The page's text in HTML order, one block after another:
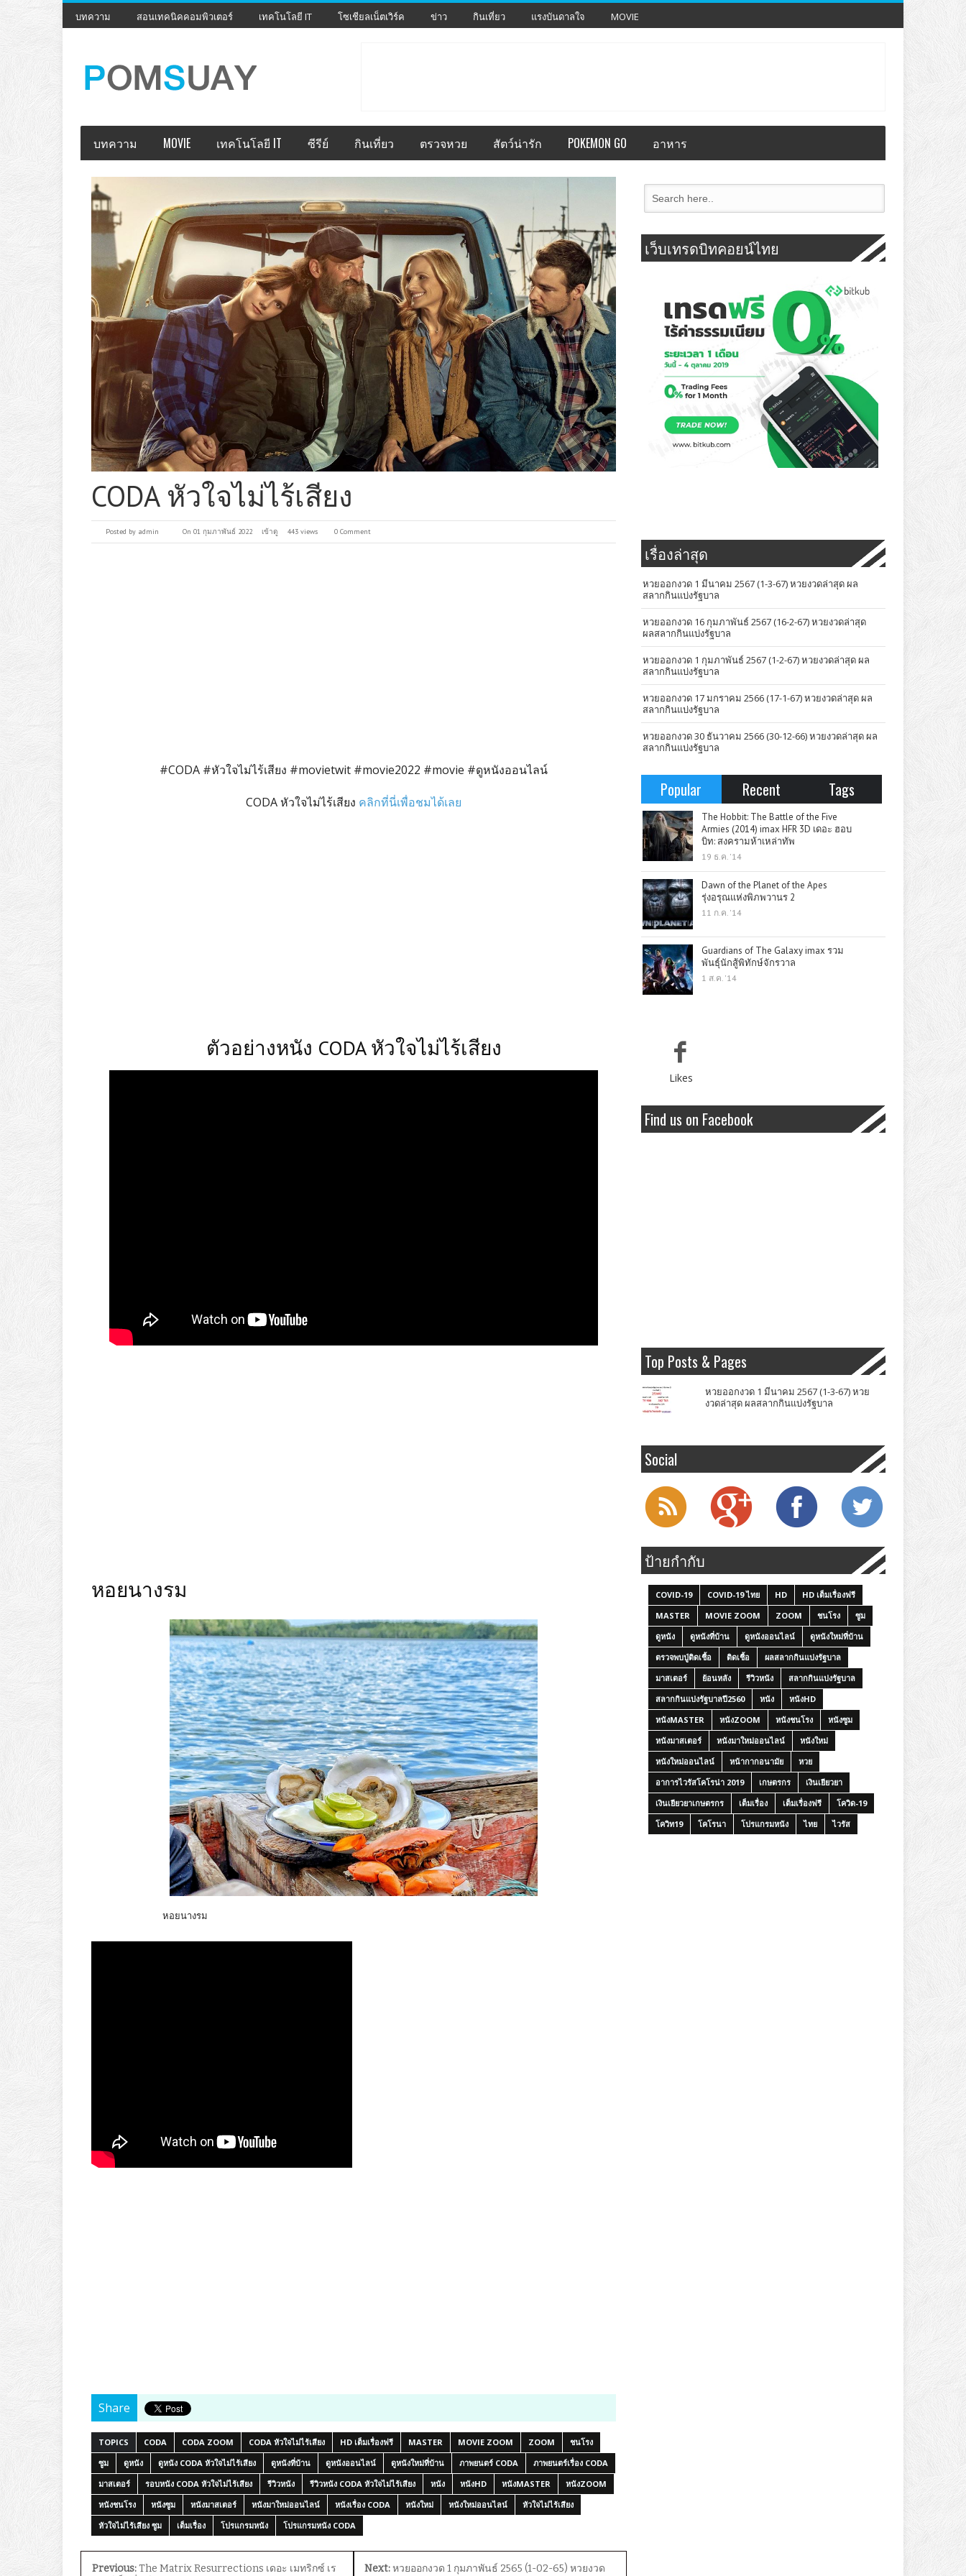
บทความ สอนเทคนิคคอมพิวเตอร์ เทคโนโลยี IT โซเชียลเน็ตเวิร์ค ข่าว กินเที่ยว แรงบันดาลใจ MOVIE
บทความ MOVIE เทคโนโลยี IT ซีรีย์ กินเที่ยว ตรวจหวย สัตว์น่ารัก POKEMON GO อาหาร
CODA หัวใจไม่ไร้เสียง
Posted by admin On 01 กุมภาพันธ์ 2022 เข้าดู 443 views 0 Comment
#CODA #หัวใจไม่ไร้เสียง #movietwit #movie2022 #movie #ดูหนังออนไลน์
CODA หัวใจไม่ไร้เสียง คลิกที่นี่เพื่อชมได้เลย
ตัวอย่างหนัง CODA หัวใจไม่ไร้เสียง
หอยนางรม
หอยนางรม
Share
TOPICS CODA CODA ZOOM CODA หัวใจไม่ไร้เสียง HD เต็มเรื่องฟรี MASTER MOVIE ZOOM ZOOM
ชนโรง
ซูม
ดูหนัง ดูหนัง CODA หัวใจไม่ไร้เสียง ดูหนังที่บ้าน ดูหนังออนไลน์ ดูหนังใหม่ที่บ้าน ภาพยนตร์ CODA
ภาพยนตร์เรื่อง CODA
มาสเตอร์
รอบหนัง CODA หัวใจไม่ไร้เสียง รีวิวหนัง รีวิวหนัง CODA หัวใจไม่ไร้เสียง หนัง หนังHD หนังMASTER
หนังZOOM
หนังชนโรง
หนังซูม หนังมาสเตอร์ หนังมาใหม่ออนไลน์ หนังเรื่อง CODA หนังใหม่ หนังใหม่ออนไลน์
หัวใจไม่ไร้เสียง
หัวใจไม่ไร้เสียง ซูม
เต็มเรื่อง โปรแกรมหนัง โปรแกรมหนัง CODA
Previous:The Matrix Resurrections เดอะ เมทริกซ์ เร
Next:หวยออกงวด 1 กุมภาพันธ์ 2565 (1-02-65) หวยงวด
เว็บเทรดบิทคอยน์ไทย
เรื่องล่าสุด
หวยออกงวด 1 มีนาคม 2567 (1-3-67) หวยงวดล่าสุด ผล
สลากกินแบ่งรัฐบาล
หวยออกงวด 16 กุมภาพันธ์ 2567 (16-2-67) หวยงวดล่าสุด
ผลสลากกินแบ่งรัฐบาล
หวยออกงวด 1 กุมภาพันธ์ 2567 (1-2-67) หวยงวดล่าสุด ผล
สลากกินแบ่งรัฐบาล
หวยออกงวด 17 มกราคม 2566 (17-1-67) หวยงวดล่าสุด ผล
สลากกินแบ่งรัฐบาล
หวยออกงวด 30 ธันวาคม 2566 (30-12-66) หวยงวดล่าสุด ผล
สลากกินแบ่งรัฐบาล
Popular Recent Tags
The Hobbit: The Battle of the Five
Armies (2014) imax HFR 3D เดอะ ฮอบ
บิท: สงครามห้าเหล่าทัพ
19 ธ.ค. '14
Dawn of the Planet of the Apes
รุ่งอรุณแห่งพิภพวานร 2
11 ก.ค. '14
Guardians of The Galaxy imax รวม
พันธุ์นักสู้พิทักษ์จักรวาล
1 ส.ค. '14
Likes
Find us on Facebook
Top Posts & Pages
หวยออกงวด 1 มีนาคม 2567 (1-3-67) หวย
งวดล่าสุด ผลสลากกินแบ่งรัฐบาล
Social
ป้ายกำกับ
COVID-19 COVID-19 ไทย HD
HD เต็มเรื่องฟรี
MASTER
MOVIE ZOOM ZOOM ชนโรง
ซูม
ดูหนัง
ดูหนังที่บ้าน ดูหนังออนไลน์
ดูหนังใหม่ที่บ้าน
ตรวจพบปู่ติดเชื้อ
ติดเชื้อ
ผลสลากกินแบ่งรัฐบาล
มาสเตอร์
ย้อนหลัง รีวิวหนัง
สลากกินแบ่งรัฐบาล
สลากกินแบ่งรัฐบาลปี2560
หนัง
หนังHD
หนังMASTER
หนังZOOM หนังชนโรง
หนังซูม
หนังมาสเตอร์
หนังมาใหม่ออนไลน์
หนังใหม่
หนังใหม่ออนไลน์
หน้ากากอนามัย
หวย
อาการไวรัสโคโรน่า 2019
เกษตรกร
เงินเยียวยา
เงินเยียวยาเกษตรกร
เต็มเรื่อง เต็มเรื่องฟรี
โควิด-19
โควิท19
โคโรนา โปรแกรมหนัง ไทย ไวรัส